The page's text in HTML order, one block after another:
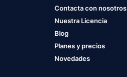
Contacta con nosotros
Nuestra Licencia
Blog
Planes y precios
Novedades